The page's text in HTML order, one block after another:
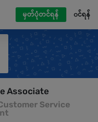
မှတ်ပုံတင်ရန် ၀င်ရန်
Associate
Service